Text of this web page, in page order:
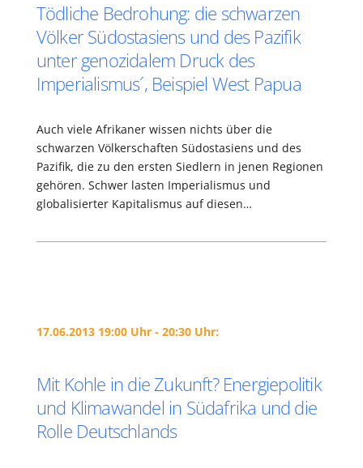
Tödliche Bedrohung: die schwarzen
Völker Südostasiens und des Pazifik
unter genozidalem Druck des
Imperialismus´, Beispiel West Papua
Auch viele Afrikaner wissen nichts über die
schwarzen Völkerschaften Südostasiens und des
Pazifik, die zu den ersten Siedlern in jenen Regionen
gehören. Schwer lasten Imperialismus und
globalisierter Kapitalismus auf diesen…
17.06.2013 19:00 Uhr - 20:30 Uhr:
Mit Kohle in die Zukunft? Energiepolitik
und Klimawandel in Südafrika und die
Rolle Deutschlands